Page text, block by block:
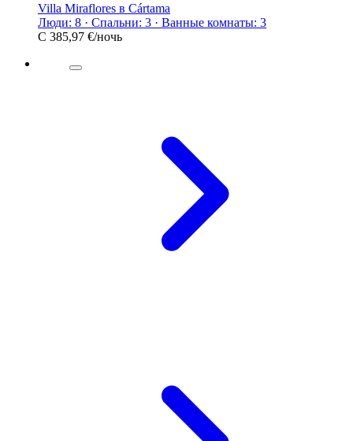
Villa Miraflores в Cártama
Люди: 8 · Спальни: 3 · Ванные комнаты: 3
С 385,97 €/ночь